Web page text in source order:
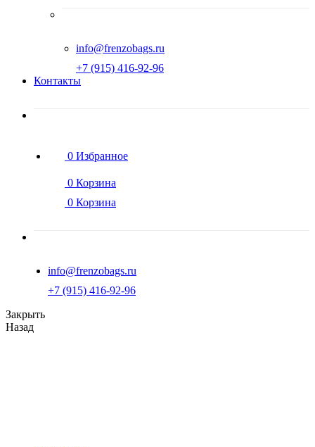
info@frenzobags.ru
‭+7 (915) 416-92-96
Контакты
0 Избранное
0 Корзина
0 Корзина
info@frenzobags.ru
‭+7 (915) 416-92-96
Закрыть
Назад